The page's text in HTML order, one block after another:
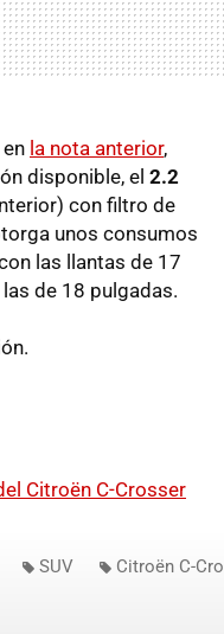
la nota anterior,
disponible, el 2.2
con filtro de
unos consumos
las llantas de 17
de 18 pulgadas.
Citroën C-Crosser
SUV Citroën C-